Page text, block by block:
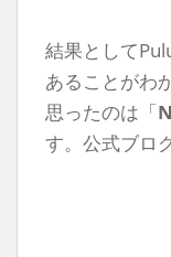
結果として
あることがわ
思ったのは「
す。公式ブロ